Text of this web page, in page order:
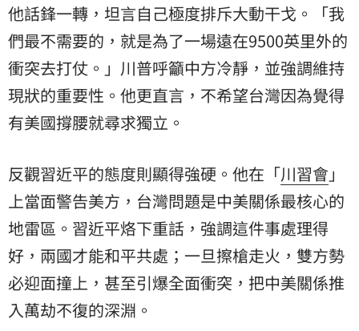
他話鋒一轉，坦言自己極度排斥大動干戈。「我
們最不需要的，就是為了一場遠在9500英里外的
衝突去打仗。」川普呼籲中方冷靜，並強調維持
現狀的重要性。他更直言，不希望台灣因為覺得
有美國撐腰就尋求獨立。
反觀習近平的態度則顯得強硬。他在「川習會」
上當面警告美方，台灣問題是中美關係最核心的
地雷區。習近平烙下重話，強調這件事處理得
好，兩國才能和平共處；一旦擦槍走火，雙方勢
必迎面撞上，甚至引爆全面衝突，把中美關係推
入萬劫不復的深淵。